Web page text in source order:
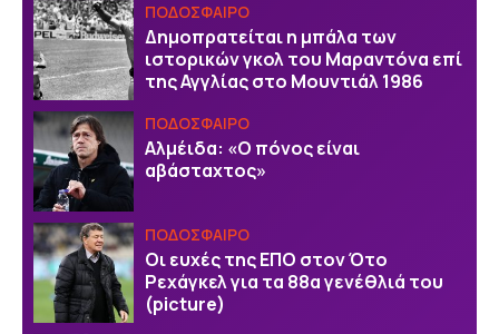
ΠΟΔΟΣΦΑΙΡΟ
Δημοπρατείται η μπάλα των
ιστορικών γκολ του Μαραντόνα επί
της Αγγλίας στο Μουντιάλ 1986
ΠΟΔΟΣΦΑΙΡΟ
Αλμέιδα: «Ο πόνος είναι
αβάσταχτος»
ΠΟΔΟΣΦΑΙΡΟ
Οι ευχές της EΠΟ στον Ότο
Ρεχάγκελ για τα 88α γενέθλιά του
(picture)